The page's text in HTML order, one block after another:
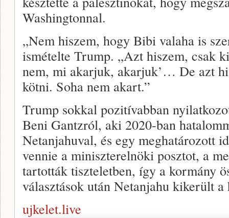
Washingtonnal.
„Nem hiszem, hogy Bibi valaha is
ismételte Trump. „Azt hiszem, csak
nem, mi akarjuk, akarjuk’… De azt
kötni. Soha nem akart.”
Trump sokkal pozitívabban
Beni Gantzról, aki 2020-ban
Netanjahuval, és egy meghatározott
vennie a miniszterelnöki posztot, a
tartották tiszteletben, így a kormány
választások után Netanjahu kikerült
ujkelet.live